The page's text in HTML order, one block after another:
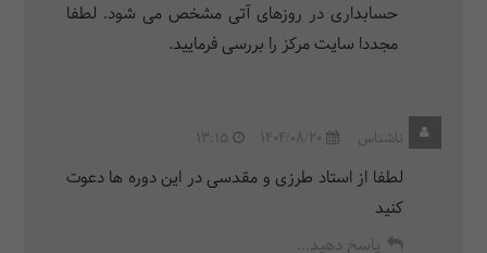
حسابداری در روزهای آتی مشخص می شود. لطفا
مجددا سایت مرکز را بررسی فرمایید.
ناشناس 1404/08/20
13:15
لطفا از استاد طرزی و مقدسی در این دوره ها دعوت
کنید
پاسخ دهید...